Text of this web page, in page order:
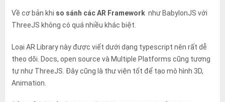
Về cơ bản khi so sánh các AR Framework như BabylonJS với
ThreeJS không có quá nhiều khác biệt.
Loại AR Library này được viết dưới dạng typescript nên rất dễ
theo dõi. Docs, open source và Multiple Platforms cũng tương
tự như ThreeJS. Đây cũng là thư viện tốt để tạo mô hình 3D,
Animation.